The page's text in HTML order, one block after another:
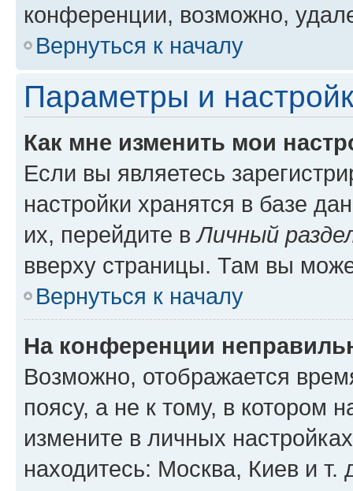
конференции, возможно,
Вернуться к началу
Параметры и
Как мне изменить мои
Если вы являетесь
настройки хранятся в базе
их, перейдите вЛичный
вверху страницы. Там вы
Вернуться к началу
На конференции
Возможно, отображается
поясу, а не к тому, в котором
измените в личных
находитесь: Москва, Киев и т.